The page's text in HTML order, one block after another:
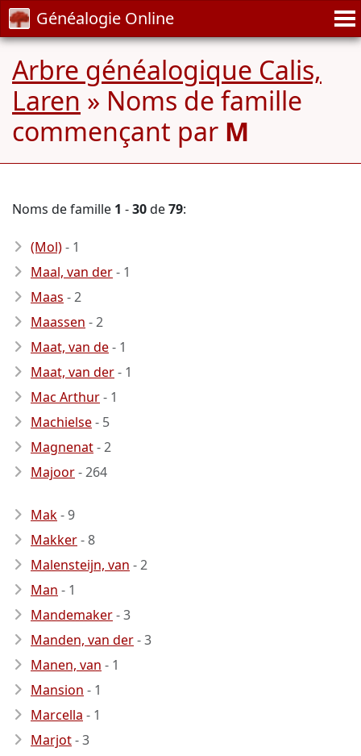
Généalogie Online
Arbre généalogique Calis,
Laren » Noms de famille
commençant par M
Noms de famille 1 -30de79:
(Mol)- 1
Maal, van der- 1
Maas - 2
Maassen - 2
Maat, van de- 1
Maat, van der- 1
Mac Arthur- 1
Machielse- 5
Magnenat- 2
Majoor- 264
Mak- 9
Makker- 8
Malensteijn, van - 2
Man - 1
Mandemaker- 3
Manden, van der- 3
Manen, van - 1
Mansion - 1
Marcella - 1
Marjot- 3